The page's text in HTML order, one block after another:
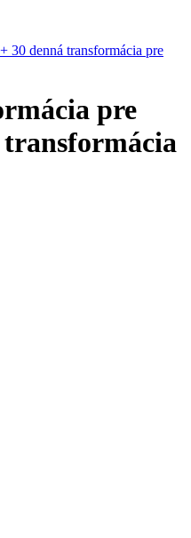
pre
transformácia